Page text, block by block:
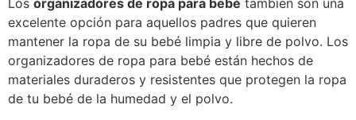
excelente opción para aquellos padres que quieren
mantener la ropa de su bebé limpia y libre de polvo. Los
organizadores de ropa para bebé están hechos de
materiales duraderos y resistentes que protegen la ropa
de tu bebé de la humedad y el polvo.